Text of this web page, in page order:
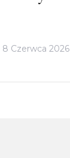
8 Czerwca 2026